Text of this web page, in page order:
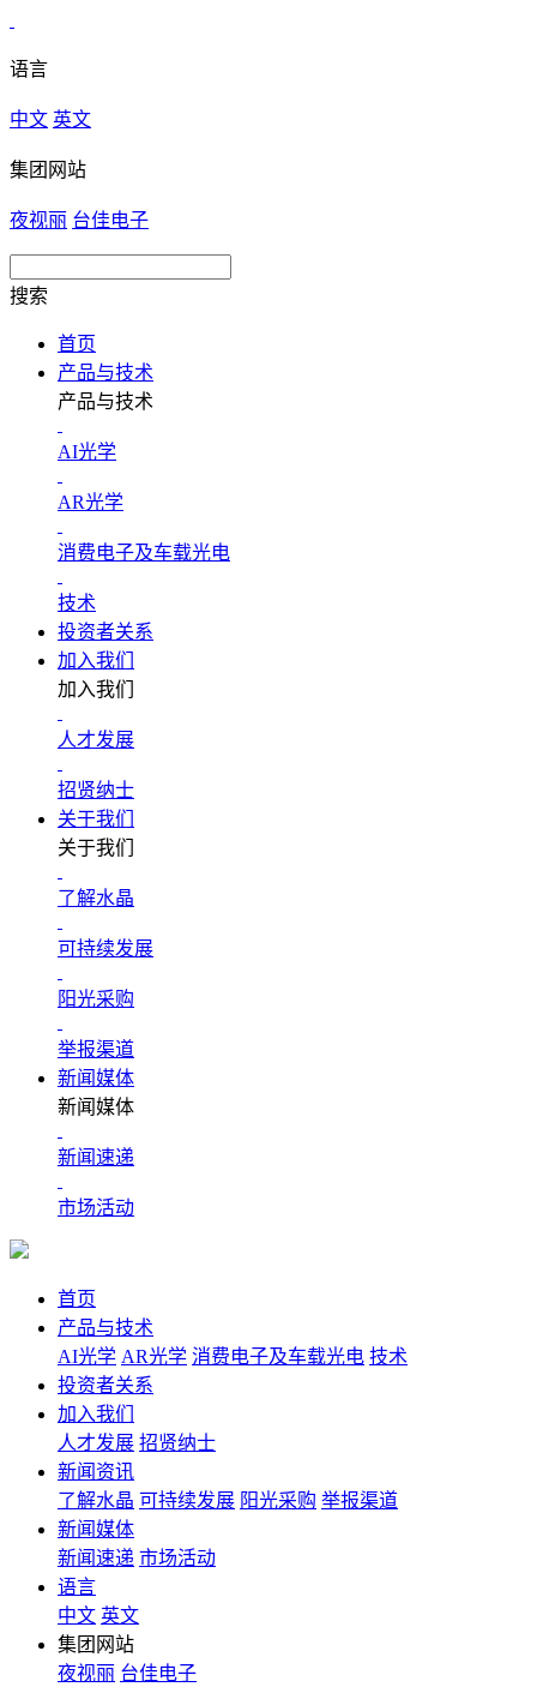
语言
中文 英文
集团网站
夜视丽 台佳电子
搜索
首页
产品与技术
产品与技术
AI光学
AR光学
消费电子及车载光电
技术
投资者关系
加入我们
加入我们
人才发展
招贤纳士
关于我们
关于我们
了解水晶
可持续发展
阳光采购
举报渠道
新闻媒体
新闻媒体
新闻速递
市场活动
首页
产品与技术
AI光学 AR光学 消费电子及车载光电 技术
投资者关系
加入我们
人才发展 招贤纳士
新闻资讯
了解水晶 可持续发展 阳光采购 举报渠道
新闻媒体
新闻速递 市场活动
语言
中文 英文
集团网站
夜视丽 台佳电子